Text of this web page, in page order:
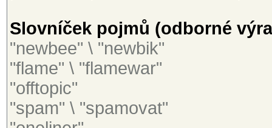
Slovníček pojmů (odborné
"newbee" \ "newbik"
"flame" \ "flamewar"
"offtopic"
"spam" \ "spamovat"